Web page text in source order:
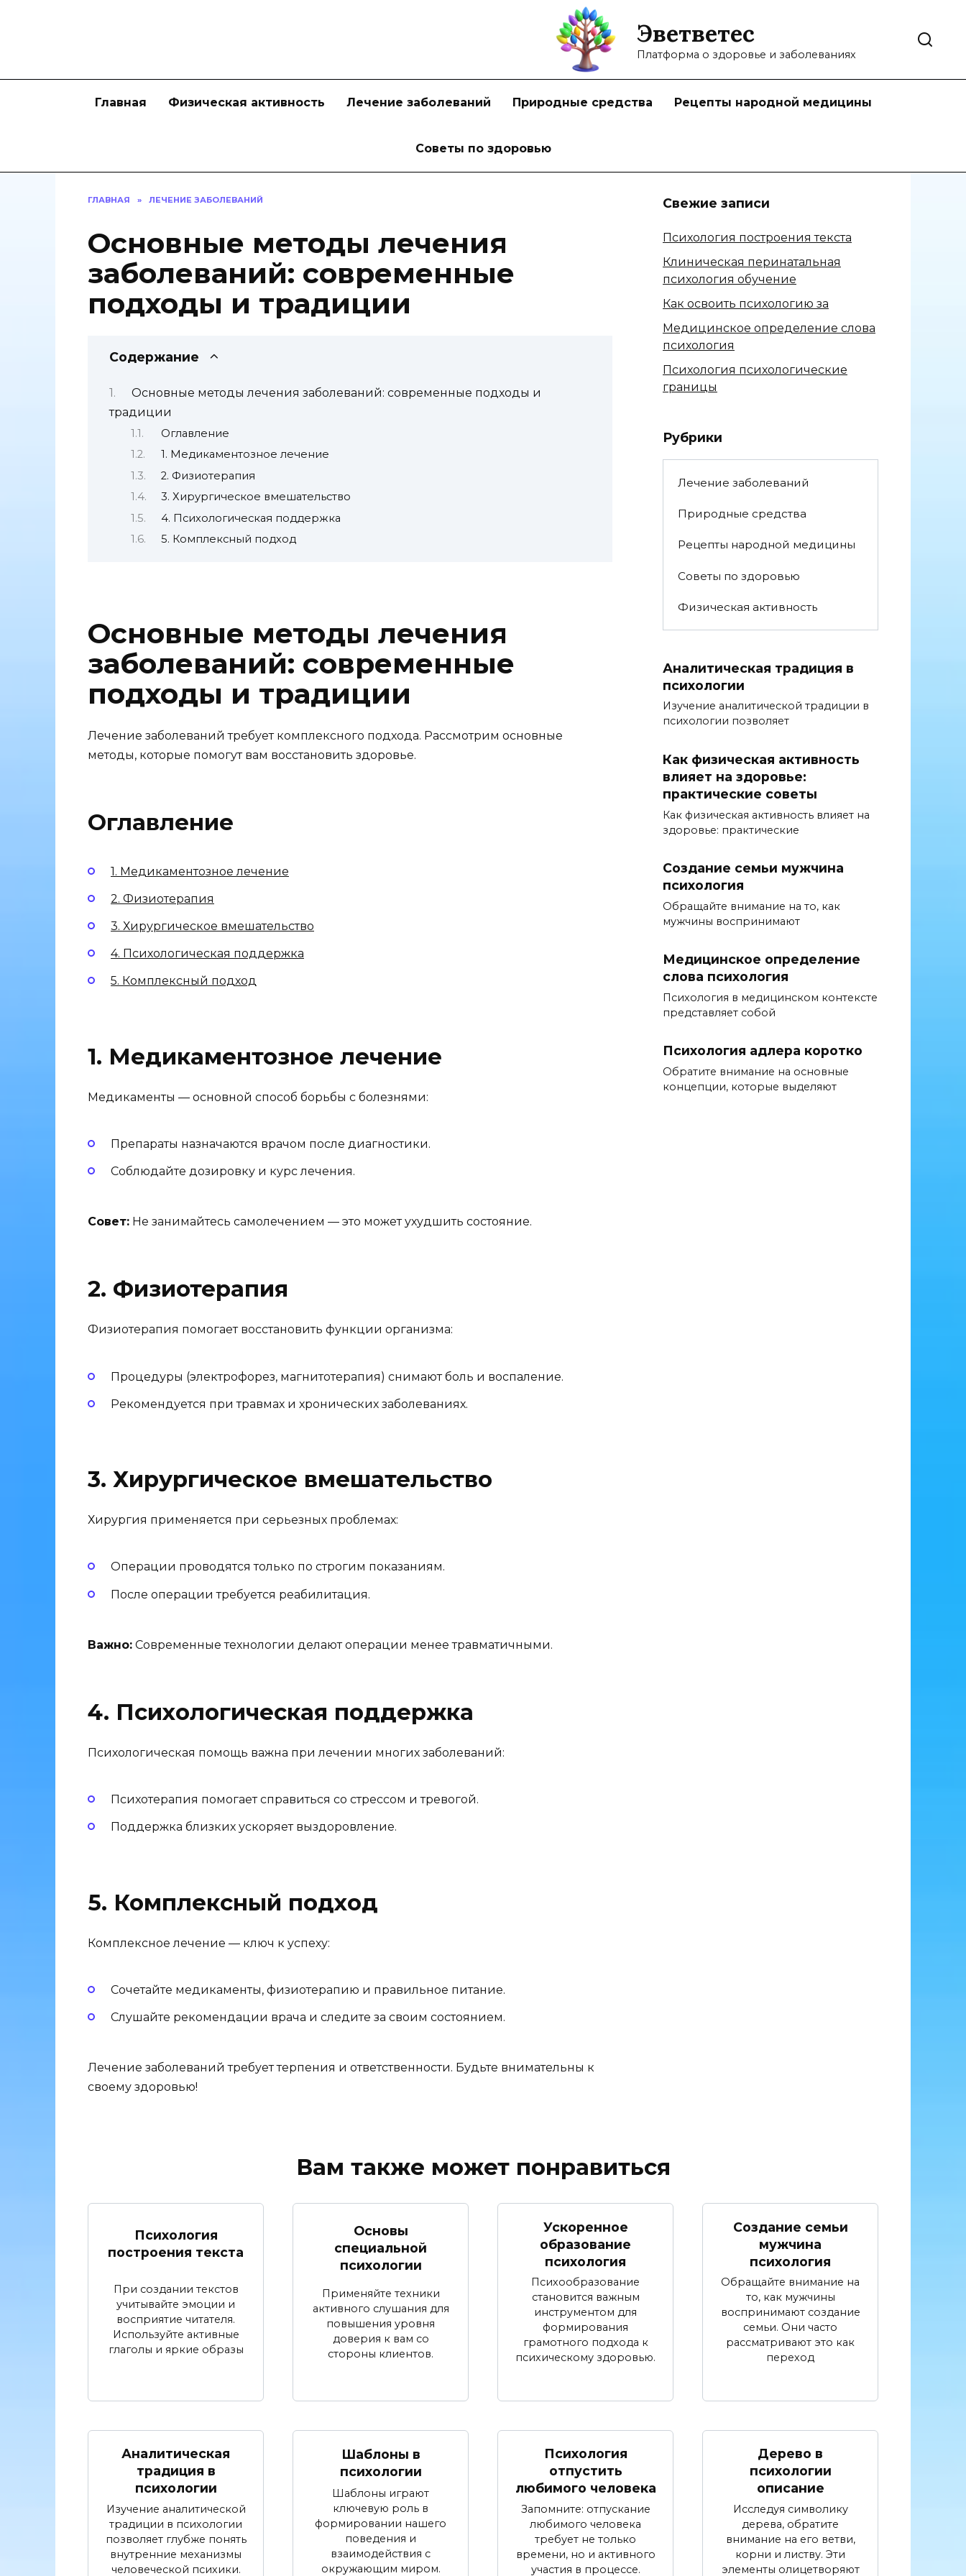
Эветветес
Платформа о здоровье и заболеваниях
Главная Физическая активность Лечение заболеваний Природные средства Рецепты народной медицины
Советы по здоровью
ГЛАВНАЯ » ЛЕЧЕНИЕ ЗАБОЛЕВАНИЙ
Основные методы лечения
заболеваний: современные
подходы и традиции
Содержание
Основные методы лечения заболеваний: современные подходы и
традиции
Оглавление
1. Медикаментозное лечение
2. Физиотерапия
3. Хирургическое вмешательство
4. Психологическая поддержка
5. Комплексный подход
Основные методы лечения
заболеваний: современные
подходы и традиции
Лечение заболеваний требует комплексного подхода. Рассмотрим основные
методы, которые помогут вам восстановить здоровье.
Оглавление
1. Медикаментозное лечение
2. Физиотерапия
3. Хирургическое вмешательство
4. Психологическая поддержка
5. Комплексный подход
1. Медикаментозное лечение
Медикаменты — основной способ борьбы с болезнями:
Препараты назначаются врачом после диагностики.
Соблюдайте дозировку и курс лечения.
Совет: Не занимайтесь самолечением — это может ухудшить состояние.
2. Физиотерапия
Физиотерапия помогает восстановить функции организма:
Процедуры (электрофорез, магнитотерапия) снимают боль и воспаление.
Рекомендуется при травмах и хронических заболеваниях.
3. Хирургическое вмешательство
Хирургия применяется при серьезных проблемах:
Операции проводятся только по строгим показаниям.
После операции требуется реабилитация.
Важно: Современные технологии делают операции менее травматичными.
4. Психологическая поддержка
Психологическая помощь важна при лечении многих заболеваний:
Психотерапия помогает справиться со стрессом и тревогой.
Поддержка близких ускоряет выздоровление.
5. Комплексный подход
Комплексное лечение — ключ к успеху:
Сочетайте медикаменты, физиотерапию и правильное питание.
Слушайте рекомендации врача и следите за своим состоянием.
Лечение заболеваний требует терпения и ответственности. Будьте внимательны к
своему здоровью!
Свежие записи
Психология построения текста
Клиническая перинатальная
психология обучение
Как освоить психологию за
Медицинское определение слова
психология
Психология психологические
границы
Рубрики
Лечение заболеваний
Природные средства
Рецепты народной медицины
Советы по здоровью
Физическая активность
Аналитическая традиция в
психологии
Изучение аналитической традиции в
психологии позволяет
Как физическая активность
влияет на здоровье:
практические советы
Как физическая активность влияет на
здоровье: практические
Создание семьи мужчина
психология
Обращайте внимание на то, как
мужчины воспринимают
Медицинское определение
слова психология
Психология в медицинском контексте
представляет собой
Психология адлера коротко
Обратите внимание на основные
концепции, которые выделяют
Вам также может понравиться
Психология
построения текста
При создании текстов
учитывайте эмоции и
восприятие читателя.
Используйте активные
глаголы и яркие образы
Основы
специальной
психологии
Применяйте техники
активного слушания для
повышения уровня
доверия к вам со
стороны клиентов.
Ускоренное
образование
психология
Психообразование
становится важным
инструментом для
формирования
грамотного подхода к
психическому здоровью.
Создание семьи
мужчина
психология
Обращайте внимание на
то, как мужчины
воспринимают создание
семьи. Они часто
рассматривают это как
переход
Аналитическая
традиция в
психологии
Изучение аналитической
традиции в психологии
позволяет глубже понять
внутренние механизмы
человеческой психики.
Шаблоны в
психологии
Шаблоны играют
ключевую роль в
формировании нашего
поведения и
взаимодействия с
окружающим миром.
Психология
отпустить
любимого человека
Запомните: отпускание
любимого человека
требует не только
времени, но и активного
участия в процессе.
Дерево в
психологии
описание
Исследуя символику
дерева, обратите
внимание на его ветви,
корни и листву. Эти
элементы олицетворяют